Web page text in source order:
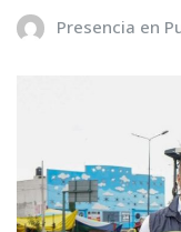
Presencia en